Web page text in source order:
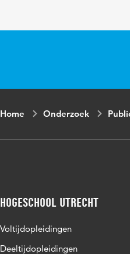
Home Onderzoek
Hogeschool Utrecht
Voltijdopleidingen
Deeltijdopleidingen